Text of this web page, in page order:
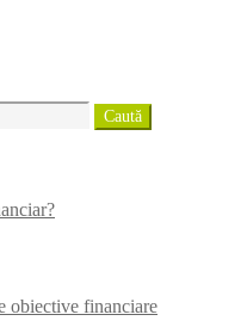
Caută
obiective financiare